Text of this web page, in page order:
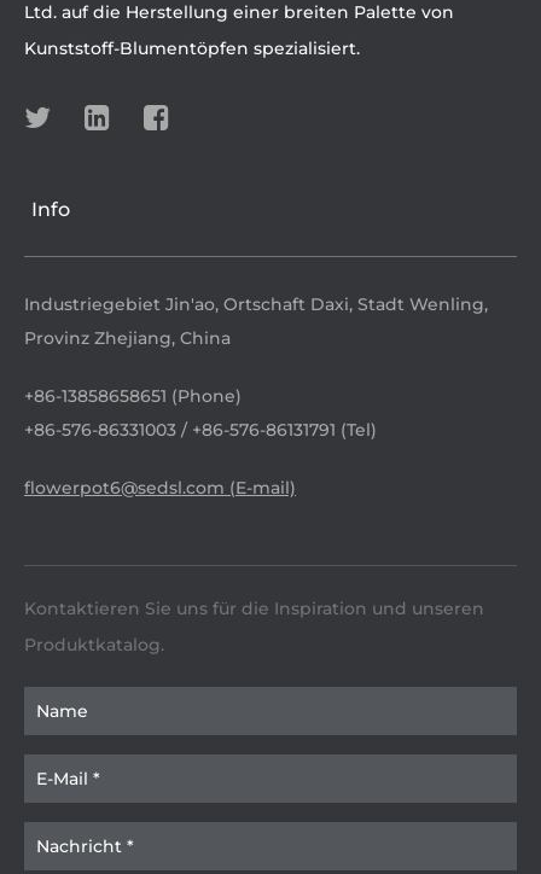
Ltd. auf die Herstellung einer breiten Palette von
Kunststoff-Blumentöpfen spezialisiert.
Info
Industriegebiet Jin'ao, Ortschaft Daxi, Stadt Wenling,
Provinz Zhejiang, China
+86-13858658651 (Phone)
+86-576-86331003 / +86-576-86131791 (Tel)
flowerpot6@sedsl.com (E-mail)
Kontaktieren Sie uns für die Inspiration und unseren
Produktkatalog.